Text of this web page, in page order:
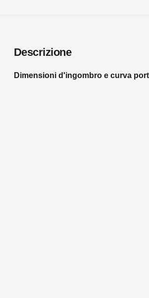
Descrizione
Dimensioni d'ingombro e curva